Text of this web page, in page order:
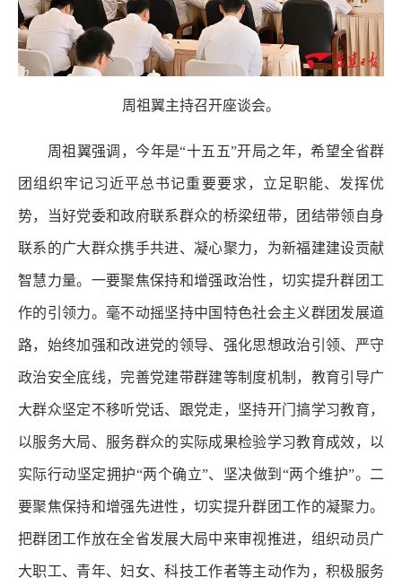
周祖翼主持召开座谈会。
周祖翼强调，今年是“十五五”开局之年，希望全省群
团组织牢记习近平总书记重要要求，立足职能、发挥优
势，当好党委和政府联系群众的桥梁纽带，团结带领自身
联系的广大群众携手共进、凝心聚力，为新福建建设贡献
智慧力量。一要聚焦保持和增强政治性，切实提升群团工
作的引领力。毫不动摇坚持中国特色社会主义群团发展道
路，始终加强和改进党的领导、强化思想政治引领、严守
政治安全底线，完善党建带群建等制度机制，教育引导广
大群众坚定不移听党话、跟党走，坚持开门搞学习教育，
以服务大局、服务群众的实际成果检验学习教育成效，以
实际行动坚定拥护“两个确立”、坚决做到“两个维护”。二
要聚焦保持和增强先进性，切实提升群团工作的凝聚力。
把群团工作放在全省发展大局中来审视推进，组织动员广
大职工、青年、妇女、科技工作者等主动作为，积极服务